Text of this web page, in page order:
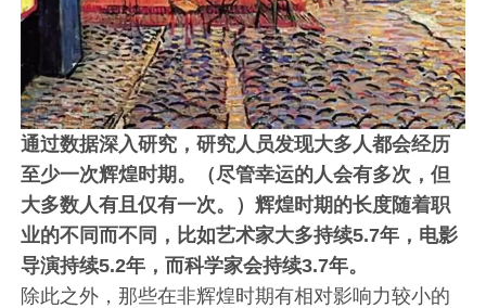
通过数据深入研究，研究人员发现大多人都会经历
至少一次辉煌时期。（尽管幸运的人会有多次，但
大多数人有且仅有一次。）辉煌时期的长度随着职
业的不同而不同，比如艺术家大多持续5.7年，电影
导演持续5.2年，而科学家会持续3.7年。
除此之外，那些在非辉煌时期有相对影响力较小的